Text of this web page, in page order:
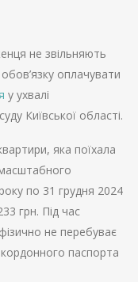
не звільняють
обов’язку оплачувати
у ухвалі
Київської області.
яка поїхала
по 31 грудня 2024
грн. Під час
не перебуває
паспорта